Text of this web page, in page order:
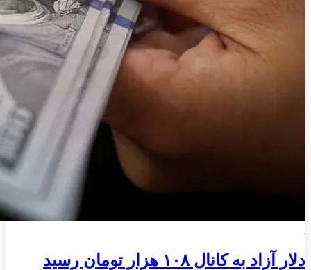
دلار آزاد به کانال ۱۰۸ هزار تومان رسید